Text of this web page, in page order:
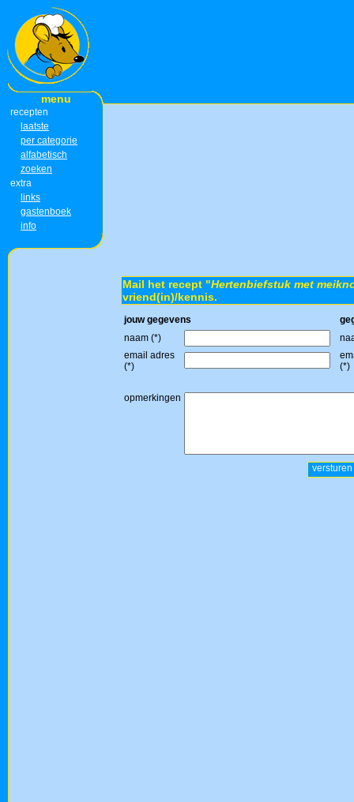
menu
recepten
laatste
per categorie
alfabetisch
zoeken
extra
links
gastenboek
info
Mail het recept "Hertenbiefstuk met
vriend(in)/kennis.
jouw gegevens
naam (*)
email adres
(*)
(*)
opmerkingen